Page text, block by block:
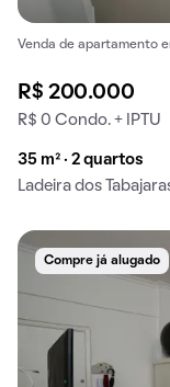
Venda de apartamento
R$ 200.000
R$ 0 Condo. + IPTU
35 m² · 2 quartos
Ladeira dos
Compre já alugado